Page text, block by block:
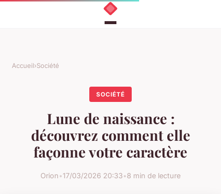
Accueil›Société
SOCIÉTÉ
Lune de naissance :
découvrez comment elle
façonne votre caractère
Orion•17/03/2026 20:33•8 min de lecture